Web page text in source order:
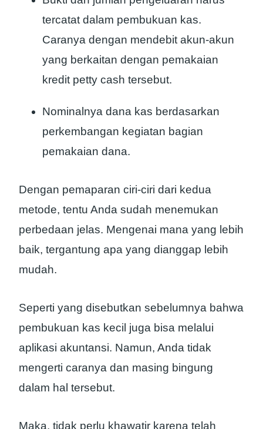
tercatat dalam pembukuan kas.
Caranya dengan mendebit akun-akun
yang berkaitan dengan pemakaian
kredit petty cash tersebut.
Nominalnya dana kas berdasarkan
perkembangan kegiatan bagian
pemakaian dana.
Dengan pemaparan ciri-ciri dari kedua
metode, tentu Anda sudah menemukan
perbedaan jelas. Mengenai mana yang lebih
baik, tergantung apa yang dianggap lebih
mudah.
Seperti yang disebutkan sebelumnya bahwa
pembukuan kas kecil juga bisa melalui
aplikasi akuntansi. Namun, Anda tidak
mengerti caranya dan masing bingung
dalam hal tersebut.
Maka, tidak perlu khawatir karena telah